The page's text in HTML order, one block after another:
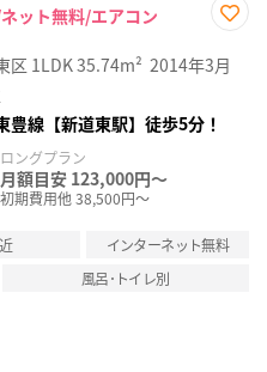
ット無料/エアコン
に入
り登
区 1LDK35.74m² 2014年3月
豊線【新道東駅】徒歩5分！
ロングプラン
月額目安 123,000円～
初期費用他 38,500円～
インターネット無料
風呂･トイレ別